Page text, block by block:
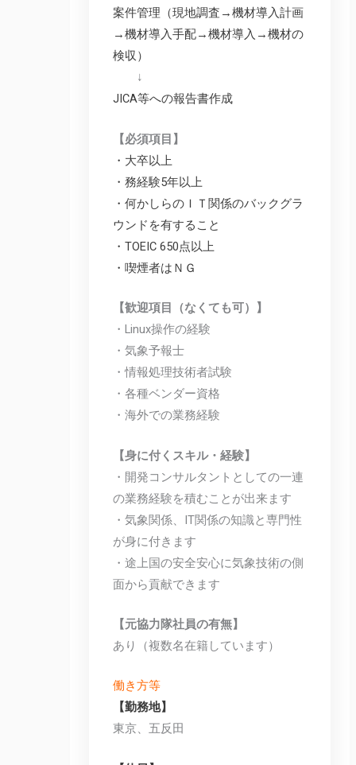
案件管理（現地調査→機材導入計画
→機材導入手配→機材導入→機材の
検収）
↓
JICA等への報告書作成
【必須項目】
・大卒以上
・務経験5年以上
・何かしらのＩＴ関係のバックグラ
ウンドを有すること
・TOEIC 650点以上
・喫煙者はＮＧ
【歓迎項目（なくても可）】
・Linux操作の経験
・気象予報士
・情報処理技術者試験
・各種ベンダー資格
・海外での業務経験
【身に付くスキル・経験】
・開発コンサルタントとしての一連
の業務経験を積むことが出来ます
・気象関係、IT関係の知識と専門性
が身に付きます
・途上国の安全安心に気象技術の側
面から貢献できます
【元協力隊社員の有無】
あり（複数名在籍しています）
働き方等
【勤務地】
東京、五反田